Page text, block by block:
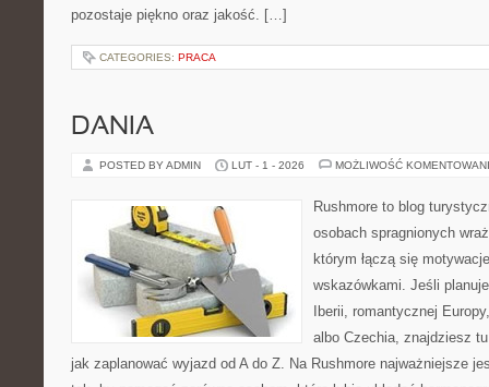
pozostaje piękno oraz jakość. […]
CATEGORIES: PRACA
DANIA
POSTED BY ADMIN LUT - 1 - 2026 MOŻLIWOŚĆ
Rushmore to blog
osobach spragnionych
którym łączą się
wskazówkami. Jeśli
Iberii, romantycznej
albo Czechia, znajdziesz
jak zaplanować wyjazd od A do Z. Na Rushmore najważniejsze